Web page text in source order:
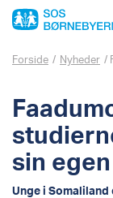
Forside / Nyheder /
sin
Unge i